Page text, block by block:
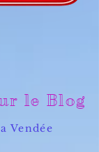
le Blog
Vendée